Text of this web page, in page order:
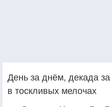
День за днём, декада
в тоскливых мелочах